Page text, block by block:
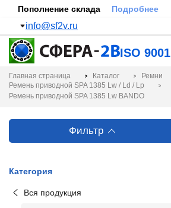
Пополнение склада Подробнее
info@sf2v.ru
ISO 9001
Главная страница Каталог
Ремни
Ремень приводной SPA 1385 Lw / Ld / Lp
Ремень приводной SPA 1385 Lw BANDO
Фильтр
Категория
Вся продукция